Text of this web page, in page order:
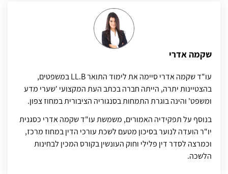
שקמה אדרי
עו"ד שקמה אדרי סיימה את לימוד התואר LL.B במשפטים,
בהצטיינות יתרה, הייתה חברה בכתב העת המקצועי 'שערי מדע
ומשפט' והינה בוגרת התמחות בסנגוריה הציבורית במחוז צפון.
בנוסף על תפקידיה האמורים, משמשת עו"ד שקמה אדרי כסגנית
יו"ר הועדה לנוער בסיכון מטעם לשכת עורכי הדין במחוז מרכז,
וכמרצה לסדר דין פלילי וחוק העונשין בקורס המכין לבחינות
הלשכה.